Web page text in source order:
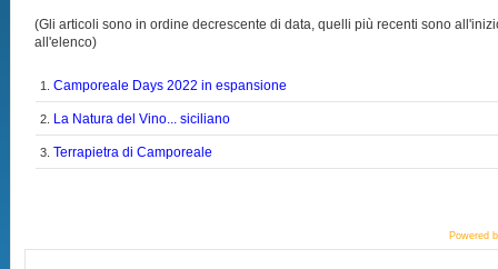
(Gli articoli sono in ordine decrescente di data, quelli più recenti sono
all'elenco)
1.Camporeale Days 2022 in espansione
2. La Natura del Vino... siciliano
3.Terrapietra di Camporeale
Powered